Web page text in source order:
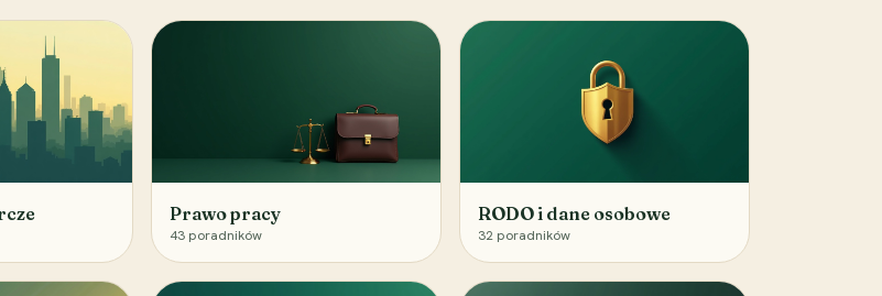
Prawo pracy
43 poradników
RODO i dane osobowe
32 poradników